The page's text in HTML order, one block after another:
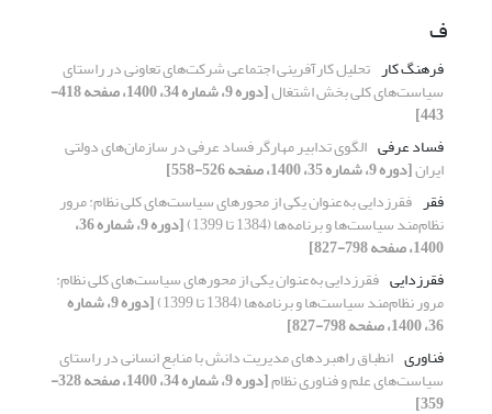
ف
فرهنگ کار تحلیل کارآفرینی اجتماعی شرکت‌های تعاونی در راستای
سیاست‌های کلی بخش اشتغال [دوره 9، شماره 34، 1400، صفحه 418-
443]
فساد عرفی الگوی تدابیر مهارگر فساد عرفی در سازمان‌های دولتی
ایران[دوره 9، شماره 35، 1400، صفحه 526-558]
فقر فقرزدایی به‌عنوان یکی از محورهای سیاست‌های کلی نظام: مرور
نظام‌مند سیاست‌ها و برنامه‌ها (1384 تا 1399) [دوره 9، شماره 36،
1400، صفحه 798-827]
فقرزدایی فقرزدایی به‌عنوان یکی از محورهای سیاست‌های کلی نظام:
مرور نظام‌مند سیاست‌ها و برنامه‌ها (1384 تا 1399) [دوره 9، شماره
36، 1400، صفحه 798-827]
فناوری انطباق راهبردهای مدیریت دانش با منابع انسانی در راستای
سیاست‌های علم و فناوری نظام [دوره 9، شماره 34، 1400، صفحه 328-
359]